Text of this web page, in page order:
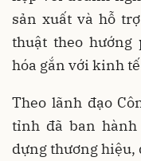
sản xuất và hỗ
thuật theo
hóa gắn với kinh
Theo lãnh đạo
tỉnh đã ban
dựng thương hiệu,